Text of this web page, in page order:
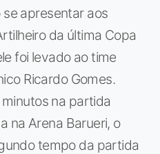
apresentar aos
da última Copa
foi levado ao time
Ricardo Gomes.
na partida
na Arena Barueri, o
tempo da partida